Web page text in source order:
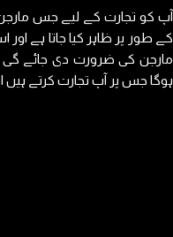
آپ کو تجارت کے لیے جس
کے طور پر ظاہر کیا جاتا ہے
مارجن کی ضرورت دی جائے
ہوگا جس پر آپ تجارت کرتے ہیں